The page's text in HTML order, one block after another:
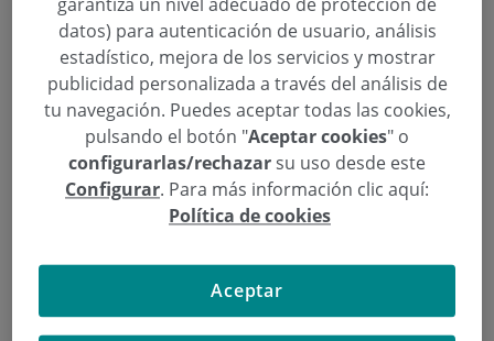
Dra. Ainhoa Andueza Arce
Solicita una cita
943 00 28 34 Pedir cita
datos) para autenticación de usuario, análisis
estadístico, mejora de los servicios y mostrar
publicidad personalizada a través del análisis de
tu navegación. Puedes aceptar todas las cookies,
pulsando el botón "Aceptar cookies" o
configurarlas/rechazarsu uso desde este
Configurar. Para más información clic aquí:
Política de cookies
Aceptar